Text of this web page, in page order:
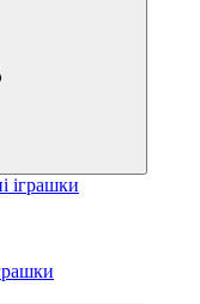
іграшки